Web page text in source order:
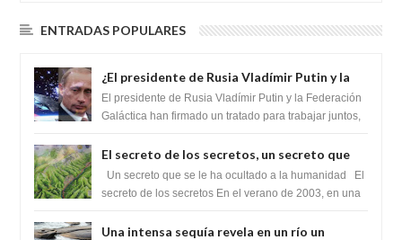
ENTRADAS POPULARES
¿El presidente de Rusia Vladímir Putin y la
Federación Galactica han firmado un
tratado para acabar con los Sionistas?
El presidente de Rusia Vladímir Putin y la Federación
Galáctica han firmado un tratado para trabajar juntos,
El secreto de los secretos, un secreto que
cambiaría por completo el destino de la
humanidad
Un secreto que se le ha ocultado a la humanidad El
secreto de los secretos En el verano de 2003, en una
Una intensa sequía revela en un río un